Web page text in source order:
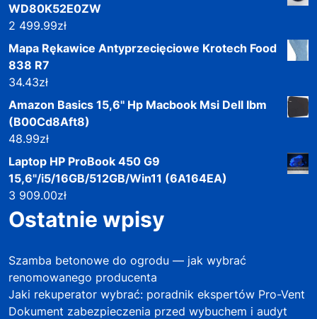
WD80K52E0ZW
2 499.99zł
Mapa Rękawice Antyprzecięciowe Krotech Food
838 R7
34.43zł
Amazon Basics 15,6'' Hp Macbook Msi Dell Ibm
(B00Cd8Aft8)
48.99zł
Laptop HP ProBook 450 G9
15,6"/i5/16GB/512GB/Win11 (6A164EA)
3 909.00zł
Ostatnie wpisy
Szamba betonowe do ogrodu — jak wybrać
renomowanego producenta
Jaki rekuperator wybrać: poradnik ekspertów Pro-Vent
Dokument zabezpieczenia przed wybuchem i audyt